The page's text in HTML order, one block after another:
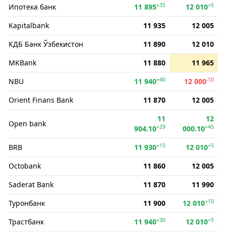
Ипотека банк
11 895+35 12 010+5
Kapitalbank 11 935
12 005
КДБ Банк Ўзбекистон
11 890
12 010
MKBank
11 880
11 965
NBU
11 940+40 12 000-10
Orient Finans Bank 11 870 12 005
Open bank
11
904.10+29
12
000.10+45
BRB 11 930+15 12 010+5
Octobank 11 860
12 005
Saderat Bank
11 870
11 990
Туронбанк
11 900 12 010+10
Трастбанк 11 940+30 12 010+5